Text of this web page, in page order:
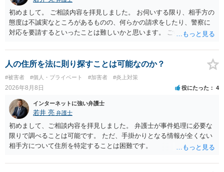
初めまして。 ご相談内容を拝見しました。 お伺いする限り、相手方の
態度は不誠実なところがあるものの、何らかの請求をしたり、警察に
対応を要請するといったことは難しいかと思います。 ご参考になれば
人の住所を法に則り探すことは可能なのか？
#被害者 #個人・プライベート #加害者 #炎上対策
2026年8月8日 役にたった 4
インターネットに強い弁護士
若井 亮 弁護士
初めまして、ご相談内容を拝見しました。 弁護士が事件処理に必要な
限りで調べることは可能です。 ただ、手掛かりとなる情報が全くない
相手方について住所を特定することは困難です。